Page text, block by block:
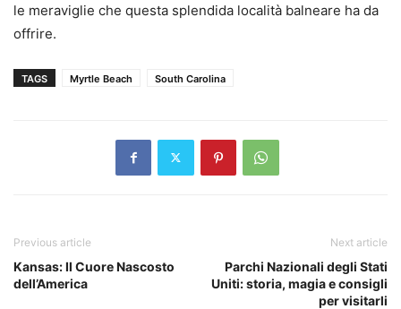
le meraviglie che questa splendida località balneare ha da
offrire.
TAGS Myrtle Beach South Carolina
Previous article
Kansas: Il Cuore Nascosto
dell’America
Next article
Parchi Nazionali degli Stati
Uniti: storia, magia e consigli
per visitarli